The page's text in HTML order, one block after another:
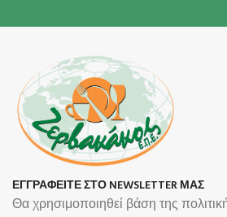
ΕΓΓΡΑΦΕΙΤΕ ΣΤΟ NEWSLETTER ΜΑΣ
Θα χρησιμοποιηθεί βάση της